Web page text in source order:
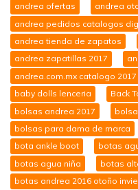
andrea ofertas
andrea
andrea pedidos catalogos
andrea tienda de zapatos
andrea zapatillas 2017
andrea.com.mx catalogo 2017
baby dolls lenceria
Back
bolsas andrea 2017
bolsas para dama de marca
bota ankle boot
botas
botas agua niña
botas
botas andrea 2016 otoño